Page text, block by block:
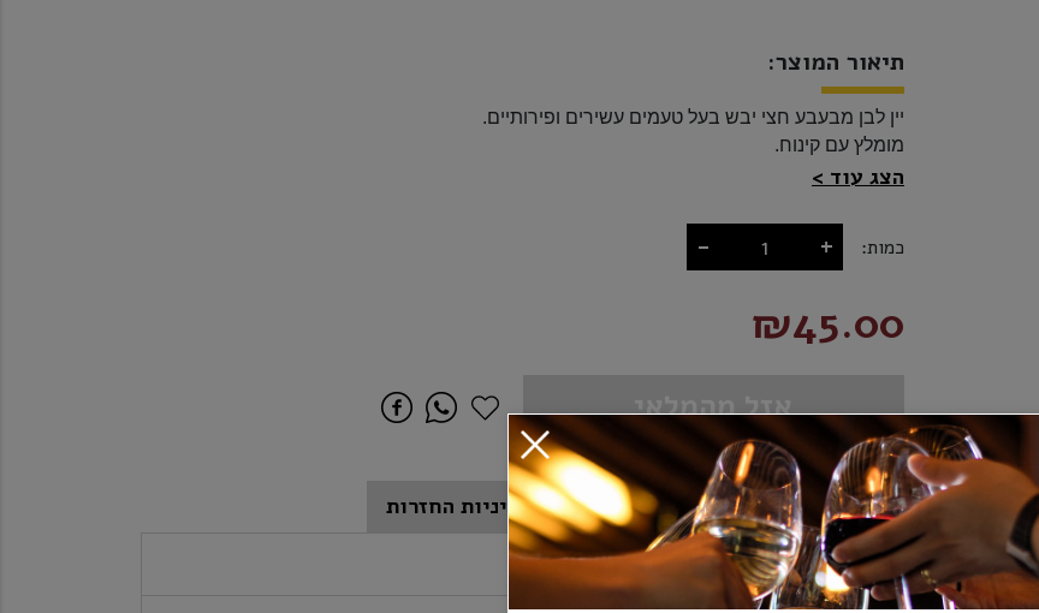
תיאור המוצר:
הצג עוד
כמות: - +
₪45.00
אזל מהמלאי
מידע נוסף אספקה ומשלוחים
מדיניות החזרות
ארץ יצור:
צרפת